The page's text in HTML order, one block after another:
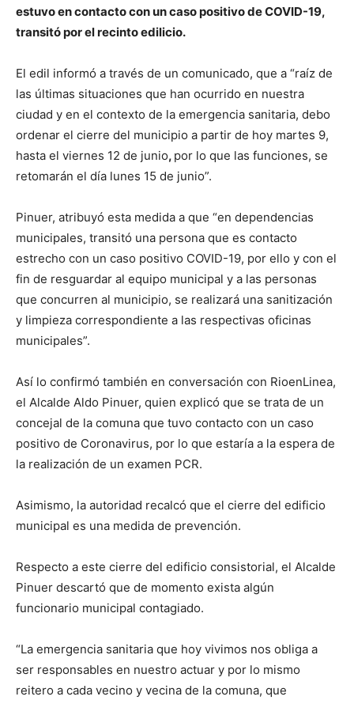
estuvo en contacto con un caso positivo de COVID-19,
transitó por el recinto edilicio.
El edil informó a través de un comunicado, que a “raíz de
las últimas situaciones que han ocurrido en nuestra
ciudad y en el contexto de la emergencia sanitaria, debo
ordenar el cierre del municipio a partir de hoy martes 9,
hasta el viernes 12 de junio, por lo que las funciones, se
retomarán el día lunes 15 de junio”.
Pinuer, atribuyó esta medida a que “en dependencias
municipales, transitó una persona que es contacto
estrecho con un caso positivo COVID-19, por ello y con el
fin de resguardar al equipo municipal y a las personas
que concurren al municipio, se realizará una sanitización
y limpieza correspondiente a las respectivas oficinas
municipales”.
Así lo confirmó también en conversación con RioenLinea,
el Alcalde Aldo Pinuer, quien explicó que se trata de un
concejal de la comuna que tuvo contacto con un caso
positivo de Coronavirus, por lo que estaría a la espera de
la realización de un examen PCR.
Asimismo, la autoridad recalcó que el cierre del edificio
municipal es una medida de prevención.
Respecto a este cierre del edificio consistorial, el Alcalde
Pinuer descartó que de momento exista algún
funcionario municipal contagiado.
“La emergencia sanitaria que hoy vivimos nos obliga a
ser responsables en nuestro actuar y por lo mismo
reitero a cada vecino y vecina de la comuna, que